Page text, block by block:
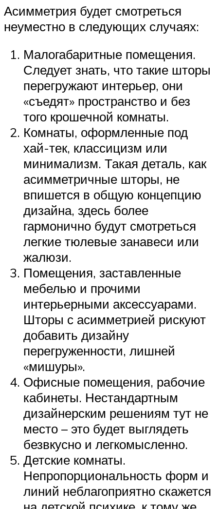
Асимметрия будет смотреться
неуместно в следующих случаях:
Малогабаритные помещения.
Следует знать, что такие шторы
перегружают интерьер, они
«съедят» пространство и без
того крошечной комнаты.
Комнаты, оформленные под
хай-тек, классицизм или
минимализм. Такая деталь, как
асимметричные шторы, не
впишется в общую концепцию
дизайна, здесь более
гармонично будут смотреться
легкие тюлевые занавеси или
жалюзи.
Помещения, заставленные
мебелью и прочими
интерьерными аксессуарами.
Шторы с асимметрией рискуют
добавить дизайну
перегруженности, лишней
«мишуры».
Офисные помещения, рабочие
кабинеты. Нестандартным
дизайнерским решениям тут не
место – это будет выглядеть
безвкусно и легкомысленно.
Детские комнаты.
Непропорциональность форм и
линий неблагоприятно скажется